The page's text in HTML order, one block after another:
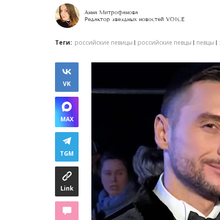
Анна Митрофанова
Редактор звездных новостей VOICE
Теги: российские певицы российские певцы певцы
VK
MAX
TGM
Link